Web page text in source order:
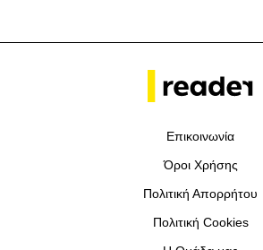
Επικοινωνία
Όροι Χρήσης
Πολιτική Απορρήτου
Πολιτική Cookies